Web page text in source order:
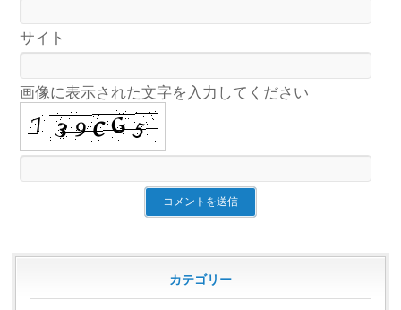
サイト
画像に表示された文字を入力してください
カテゴリー